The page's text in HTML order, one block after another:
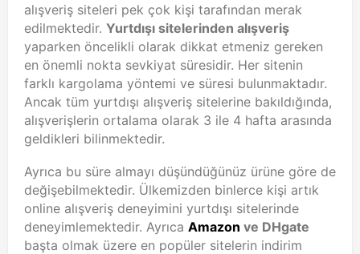
alışveriş siteleri pek çok kişi tarafından merak
edilmektedir. Yurtdışı sitelerinden alışveriş
yaparken öncelikli olarak dikkat etmeniz gereken
en önemli nokta sevkiyat süresidir. Her sitenin
farklı kargolama yöntemi ve süresi bulunmaktadır.
Ancak tüm yurtdışı alışveriş sitelerine bakıldığında,
alışverişlerin ortalama olarak 3 ile 4 hafta arasında
geldikleri bilinmektedir.
Ayrıca bu süre almayı düşündüğünüz ürüne göre de
değişebilmektedir. Ülkemizden binlerce kişi artık
online alışveriş deneyimini yurtdışı sitelerinde
deneyimlemektedir. Ayrıca Amazon ve DHgate
başta olmak üzere en popüler sitelerin indirim